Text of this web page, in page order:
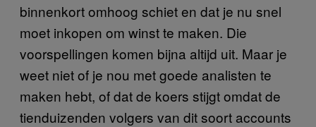
binnenkort omhoog schiet en dat je nu snel
moet inkopen om winst te maken. Die
voorspellingen komen bijna altijd uit. Maar je
weet niet of je nou met goede analisten te
maken hebt, of dat de koers stijgt omdat de
tienduizenden volgers van dit soort accounts